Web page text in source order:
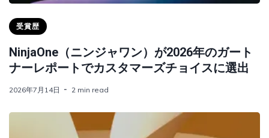
受賞歴
NinjaOne（ニンジャワン）が2026年のガート
ナーレポートでカスタマーズチョイスに選出
2026年7月14日 2 min read